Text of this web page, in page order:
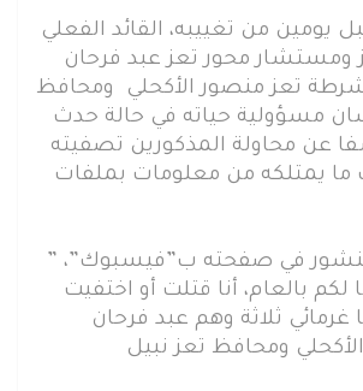
يومين من تغييبه، القائد الفعلي
ومستشار محور تعز عبد فرحان
تعز منصور الأكحلي ومحافظ
مسؤولية حياته في حالة حدث
عن محاولة المذكورين تصفيته
يمتلكه من معلومات بملفات
في صفحته ب”فيسبوك”، ”
لكم بالعام، أنا قتلت أو اختفيت
غرمائي ثلاثة وهم عبد فرحان
ومحافظ تعز نبيل